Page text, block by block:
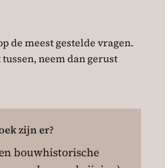
de meest gestelde vragen.
neem dan gerust
zijn er?
bouwhistorische